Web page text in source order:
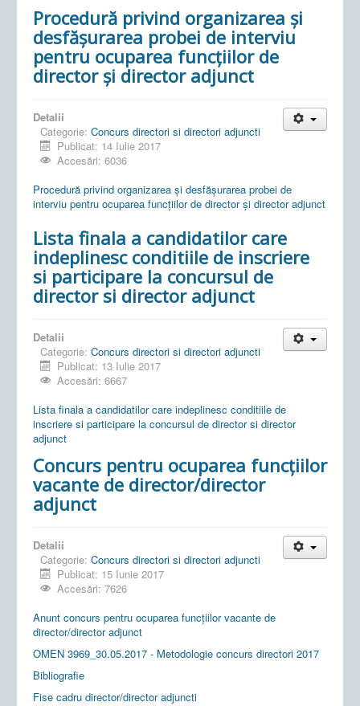
Procedură privind organizarea și
desfășurarea probei de interviu
pentru ocuparea funcțiilor de
director și director adjunct
Detalii
Categorie: Concurs directori si directori adjuncti
Publicat: 14 Iulie 2017
Accesări: 6036
Procedură privind organizarea și desfășurarea probei de
interviu pentru ocuparea funcțiilor de director și director adjunct
Lista finala a candidatilor care
indeplinesc conditiile de inscriere
si participare la concursul de
director si director adjunct
Detalii
Categorie: Concurs directori si directori adjuncti
Publicat: 13 Iulie 2017
Accesări: 6667
Lista finala a candidatilor care indeplinesc conditiile de
inscriere si participare la concursul de director si director
adjunct
Concurs pentru ocuparea funcțiilor
vacante de director/director
adjunct
Detalii
Categorie: Concurs directori si directori adjuncti
Publicat: 15 Iunie 2017
Accesări: 7626
Anunt concurs pentru ocuparea funcțiilor vacante de
director/director adjunct
OMEN 3969_30.05.2017 - Metodologie concurs directori 2017
Bibliografie
Fise cadru director/director adjuncti